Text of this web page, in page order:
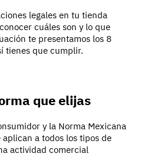
legales en tu tienda
cuáles son y lo que
te presentamos los 8
tienes que cumplir.
que elijas
y la Norma Mexicana
a todos los tipos de
actividad comercial